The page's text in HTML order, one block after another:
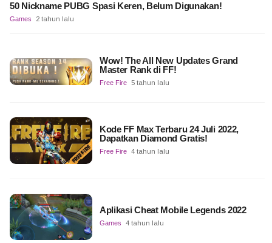
50 Nickname PUBG Spasi Keren, Belum Digunakan!
Games 2 tahun lalu
Wow! The All New Updates Grand
Master Rank di FF!
Free Fire 5 tahun lalu
Kode FF Max Terbaru 24 Juli 2022,
Dapatkan Diamond Gratis!
Free Fire 4 tahun lalu
Aplikasi Cheat Mobile Legends 2022
Games 4 tahun lalu